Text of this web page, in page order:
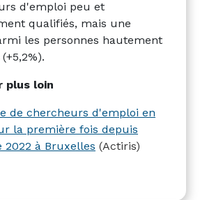
d'emploi peu et
qualifiés, mais une
les personnes hautement
plus loin
de chercheurs d'emploi en
la première fois depuis
2022 à Bruxelles (Actiris)